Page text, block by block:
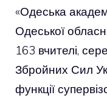
«Одеська
Одеської
163 вчителі,
Збройних Сил
функції